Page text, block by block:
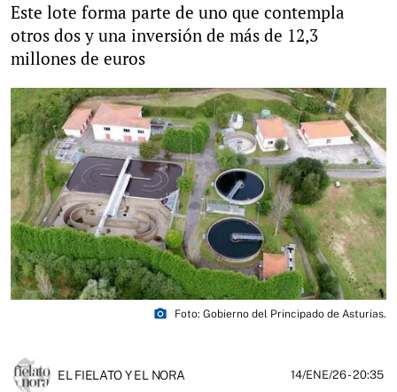
Este lote forma parte de uno que contempla
otros dos y una inversión de más de 12,3
millones de euros
photo_camera Foto: Gobierno del Principado de Asturias.
EL FIELATO Y EL NORA 14/ENE/26- 20:35